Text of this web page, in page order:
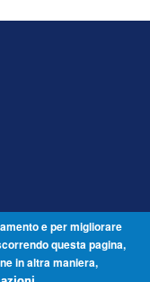
- Periodico telematico
2014 – ISSN 2421-2466
- 30123 Venezia - Italia -
e per migliorare
questa pagina,
in altra maniera,